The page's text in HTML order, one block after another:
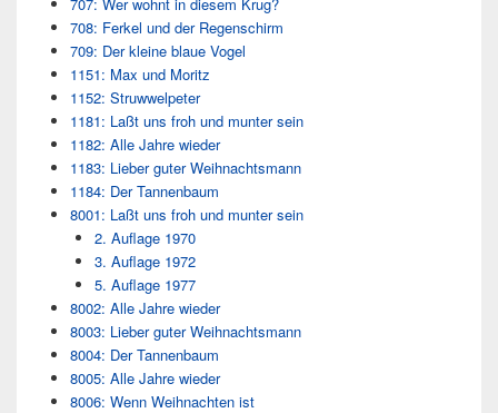
708: Ferkel und der Regenschirm
709: Der kleine blaue Vogel
1151: Max und Moritz
1152: Struwwelpeter
1181: Laßt uns froh und munter sein
1182: Alle Jahre wieder
1183: Lieber guter Weihnachtsmann
1184: Der Tannenbaum
8001: Laßt uns froh und munter sein
2. Auflage 1970
3. Auflage 1972
5. Auflage 1977
8002: Alle Jahre wieder
8003: Lieber guter Weihnachtsmann
8004: Der Tannenbaum
8005: Alle Jahre wieder
8006: Wenn Weihnachten ist